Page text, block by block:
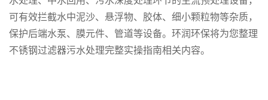
可有效拦截水中泥沙、悬浮物、胶体、细小颗粒物等杂质，
保护后端水泵、膜元件、管道等设备。环润环保将为您整理
不锈钢过滤器污水处理完整实操指南相关内容。